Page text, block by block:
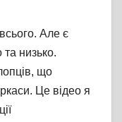
Але є
низько.
що
Це відео я